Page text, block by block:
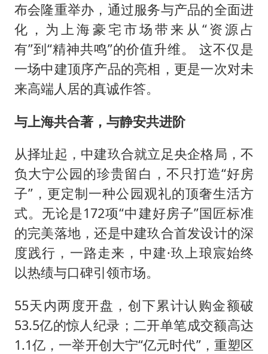
美股创4月份以来最大单周涨幅
俄黑客称掌握北约直接参与袭俄证据
光伏八巨头签署“不低于成本价”倡议
女子被狗舔脚确诊三级暴露 医生回应
胡彦斌获《歌手2026》歌王
宇树王兴兴被问了360多个问题
中医教你一招提升气血
我国外贸延续良好增长态势
夯实基础开新局
布会隆重举办，通过服务与产品的全面进
化，为上海豪宅市场带来从“资源占
有”到“精神共鸣”的价值升维。 这不仅是
一场中建顶序产品的亮相，更是一次对未
来高端人居的真诚作答。
与上海共合著，与静安共进阶
从择址起，中建玖合就立足央企格局，不
负大宁公园的珍贵留白，不只打造“好房
子”，更定制一种公园观礼的顶奢生活方
式。无论是172项“中建好房子”国匠标准
的完美落地，还是中建玖合首发设计的深
度践行，一路走来，中建·玖上琅宸始终
以热绩与口碑引领市场。
55天内两度开盘，创下累计认购金额破
53.5亿的惊人纪录；二开单笔成交额高达
1.1亿，一举开创大宁“亿元时代”，重塑区